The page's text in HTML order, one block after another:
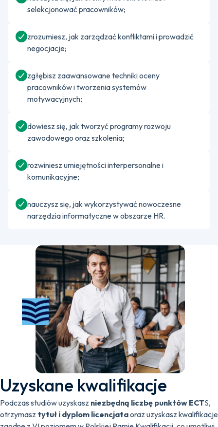
selekcjonować pracowników;
zrozumiesz, jak zarządzać konfliktami i prowadzić
negocjacje;
zgłębisz zaawansowane techniki oceny
pracowników i tworzenia systemów
motywacyjnych;
dowiesz się, jak tworzyć programy rozwoju
zawodowego oraz szkolenia;
rozwiniesz umiejętności interpersonalne i
komunikacyjne;
nauczysz się, jak wykorzystywać nowoczesne
narzędzia informatyczne w obszarze HR.
Uzyskane kwalifikacje
Podczas studiów uzyskasz niezbędną liczbę punktów ECTS,
otrzymasz tytuł i dyplom licencjataoraz uzyskasz kwalifikacje